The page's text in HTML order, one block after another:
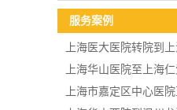
服务案例
上海医大医院转院到
上海华山医院至上海
上海市嘉定区中心医